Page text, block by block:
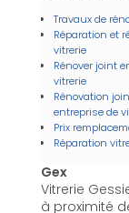
Travaux de
Réparation et
vitrerie
Rénover joint
vitrerie
Rénovation
entreprise de
Prix
Réparation
Gex
Vitrerie
à proximité